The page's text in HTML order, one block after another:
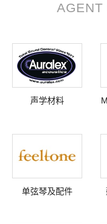
AGENT
声学材料
单弦琴及配件